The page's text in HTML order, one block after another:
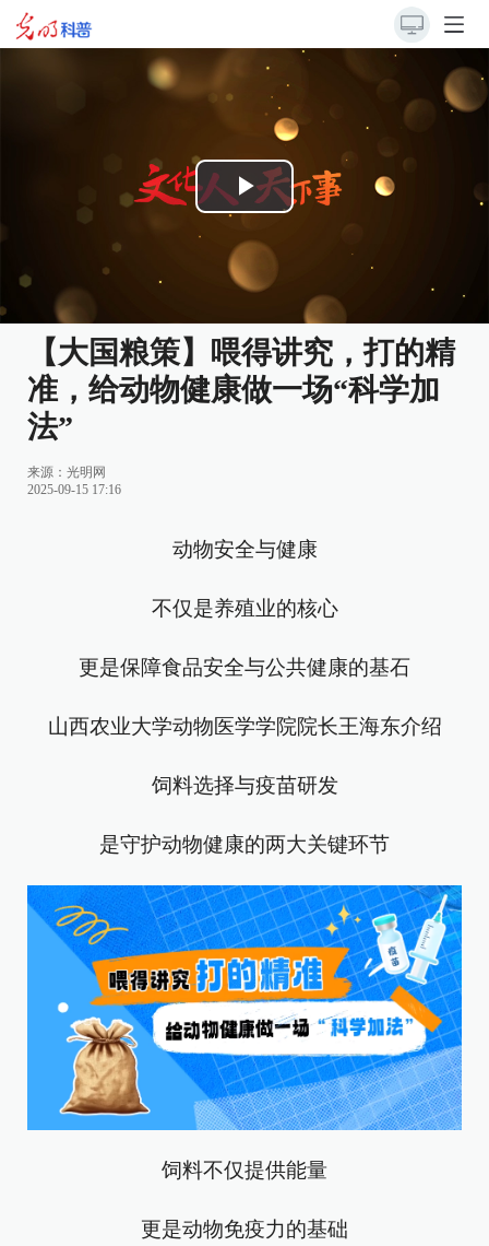
Play
Video
【大国粮策】喂得讲究，打的精
准，给动物健康做一场“科学加
法”
来源： 光明网
2025-09-15 17:16
动物安全与健康
不仅是养殖业的核心
更是保障食品安全与公共健康的基石
山西农业大学动物医学学院院长王海东介绍
饲料选择与疫苗研发
是守护动物健康的两大关键环节
饲料不仅提供能量
更是动物免疫力的基础